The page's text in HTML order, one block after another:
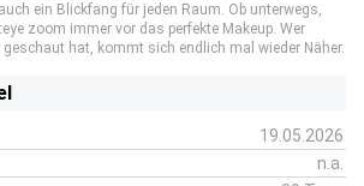
ein Blickfang für jeden Raum. Ob unterwegs,
zoom immer vor das perfekte Makeup. Wer
hat, kommt sich endlich mal wieder Näher.
19.05.2026
n.a.